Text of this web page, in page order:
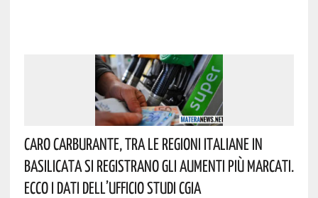
Caro Carburante, Tra Le Regioni Italiane In
Basilicata Si Registrano Gli Aumenti Più Marcati.
Ecco I Dati Dell’Ufficio Studi CGIA